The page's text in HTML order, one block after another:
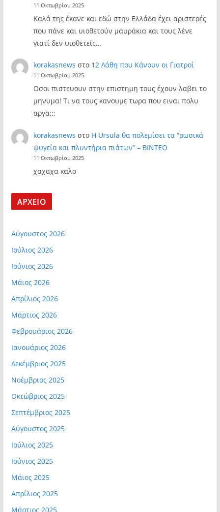
11 Οκτωβρίου 2025
Καλά της έκανε και εδώ στην Ελλάδα έχει αριστερές
που πάνε και υιοθετούν μαυράκια και τους λένε
γιατί δεν υιοθετείς…
korakasnews στο 12 Λάθη που Κάνουν οι Γιατροί
11 Οκτωβρίου 2025
Οσοι πιστευουν στην επιστημη τους έχουν λαβει το
μηνυμα! Τι να τους κανουμε τωρα που ειναι πολυ
αργα;;;
korakasnews στο Η Ursula θα πολεμίσει τα “ρωσικά
ψυγεία και πλυντήρια πιάτων” – ΒΙΝΤΕΟ
11 Οκτωβρίου 2025
χαχαχα καλο
ΑΡΧΕΙΟ
Αύγουστος 2026
Ιούλιος 2026
Ιούνιος 2026
Μάιος 2026
Απρίλιος 2026
Μάρτιος 2026
Φεβρουάριος 2026
Ιανουάριος 2026
Δεκέμβριος 2025
Νοέμβριος 2025
Οκτώβριος 2025
Σεπτέμβριος 2025
Αύγουστος 2025
Ιούλιος 2025
Ιούνιος 2025
Μάιος 2025
Απρίλιος 2025
Μάρτιος 2025